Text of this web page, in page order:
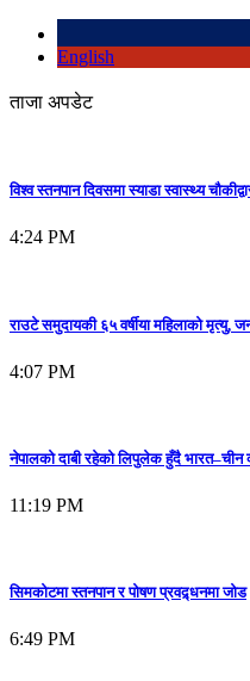
English
ताजा अपडेट
विश्व स्तनपान दिवसमा स्याडा स्वास्थ्य
4:24 PM
राउटे समुदायकी ६५ वर्षीया महिलाको मृत्यु,
4:07 PM
नेपालको दाबी रहेको लिपुलेक हुँदै भारत–चीन
11:19 PM
सिमकोटमा स्तनपान र पोषण प्रवद्र्धनमा जोड
6:49 PM